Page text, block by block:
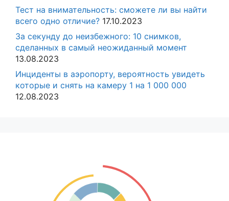
Тест на внимательность: сможете ли вы найти
всего одно отличие? 17.10.2023
За секунду до неизбежного: 10 снимков,
сделанных в самый неожиданный момент
13.08.2023
Инциденты в аэропорту, вероятность увидеть
которые и снять на камеру 1 на 1 000 000
12.08.2023